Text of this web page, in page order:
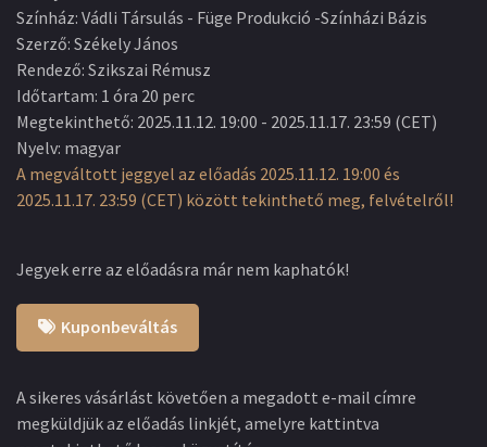
Színház: Vádli Társulás - Füge Produkció -Színházi Bázis
Szerző: Székely János
Rendező: Szikszai Rémusz
Időtartam: 1 óra 20 perc
Megtekinthető: 2025.11.12. 19:00 - 2025.11.17. 23:59 (CET)
Nyelv: magyar
A megváltott jeggyel az előadás 2025.11.12. 19:00 és
2025.11.17. 23:59 (CET) között tekinthető meg, felvételről!
Jegyek erre az előadásra már nem kaphatók!
Kuponbeváltás
A sikeres vásárlást követően a megadott e-mail címre
megküldjük az előadás linkjét, amelyre kattintva